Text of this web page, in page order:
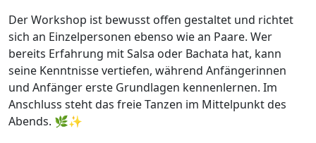
Der Workshop ist bewusst offen gestaltet und richtet
sich an Einzelpersonen ebenso wie an Paare. Wer
bereits Erfahrung mit Salsa oder Bachata hat, kann
seine Kenntnisse vertiefen, während Anfängerinnen
und Anfänger erste Grundlagen kennenlernen. Im
Anschluss steht das freie Tanzen im Mittelpunkt des
Abends. 🌿✨